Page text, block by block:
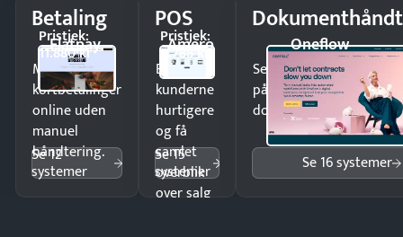
Betaling
Flatpay
Pristjek:
11.880 kr
Modtag
kortbetalinger
online uden
manuel
håndtering.
Se 12
systemer
POS
Amero
Pristjek:
4.788 kr
Ekspedér
kunderne
hurtigere
og få
samlet
overblik
over salg
Se 15
systemer
Oneflow
Send kontrakter til
på minutter og mist
dokumenter.
Se 16 systemer